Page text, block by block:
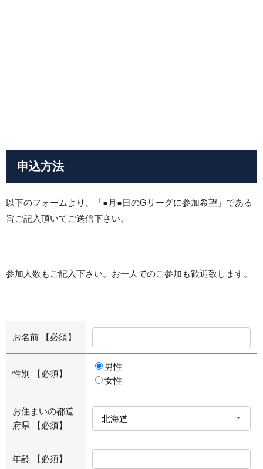
申込方法
以下のフォームより、「●月●日のGリーグに参加希望」である
旨ご記入頂いてご送信下さい。
参加人数もご記入下さい。お一人でのご参加も歓迎致します。
お名前 【必須】
性別 【必須】
男性
女性
お住まいの都道
府県
【必須】
年齢 【必須】